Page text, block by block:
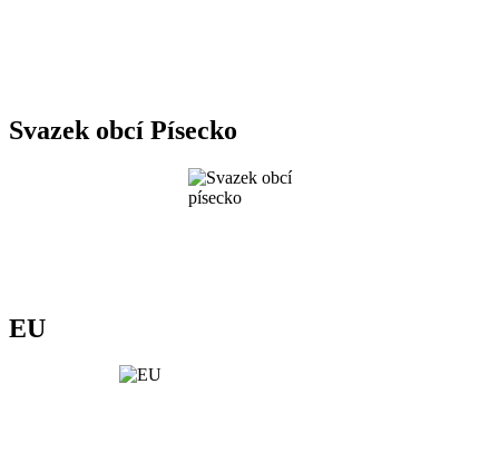
Svazek obcí Písecko
EU